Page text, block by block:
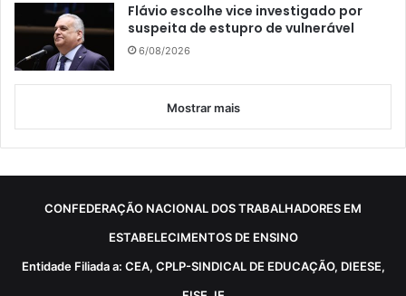
Flávio escolhe vice investigado por
suspeita de estupro de vulnerável
6/08/2026
Mostrar mais
CONFEDERAÇÃO NACIONAL DOS TRABALHADORES EM
ESTABELECIMENTOS DE ENSINO
Entidade Filiada a: CEA, CPLP-SINDICAL DE EDUCAÇÃO, DIEESE,